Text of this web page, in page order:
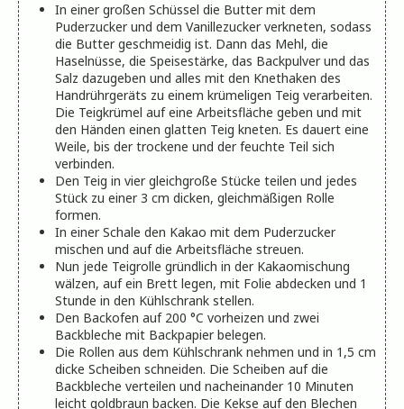
In einer großen Schüssel die Butter mit dem
Puderzucker und dem Vanillezucker verkneten, sodass
die Butter geschmeidig ist. Dann das Mehl, die
Haselnüsse, die Speisestärke, das Backpulver und das
Salz dazugeben und alles mit den Knethaken des
Handrührgeräts zu einem krümeligen Teig verarbeiten.
Die Teigkrümel auf eine Arbeitsfläche geben und mit
den Händen einen glatten Teig kneten. Es dauert eine
Weile, bis der trockene und der feuchte Teil sich
verbinden.
Den Teig in vier gleichgroße Stücke teilen und jedes
Stück zu einer 3 cm dicken, gleichmäßigen Rolle
formen.
In einer Schale den Kakao mit dem Puderzucker
mischen und auf die Arbeitsfläche streuen.
Nun jede Teigrolle gründlich in der Kakaomischung
wälzen, auf ein Brett legen, mit Folie abdecken und 1
Stunde in den Kühlschrank stellen.
Den Backofen auf 200 °C vorheizen und zwei
Backbleche mit Backpapier belegen.
Die Rollen aus dem Kühlschrank nehmen und in 1,5 cm
dicke Scheiben schneiden. Die Scheiben auf die
Backbleche verteilen und nacheinander 10 Minuten
leicht goldbraun backen. Die Kekse auf den Blechen